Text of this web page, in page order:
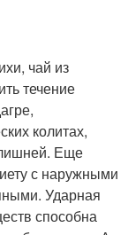
чай из
течение
колитах,
лишней. Еще
с наружными
Ударная
способна